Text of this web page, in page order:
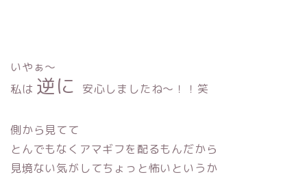
いやぁ〜
私は 逆に 安心しましたね〜！！笑
側から見てて
とんでもなくアマギフを配るもんだから
見境ない気がしてちょっと怖いというか